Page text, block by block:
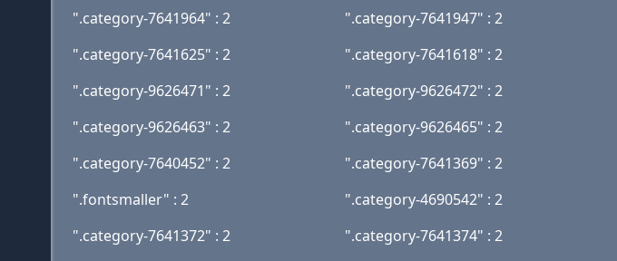
".category-7641964" : 2
".category-7641947" : 2
".category-7641625" : 2
".category-7641618" : 2
".category-9626471" : 2
".category-9626472" : 2
".category-9626463" : 2
".category-9626465" : 2
".category-7640452" : 2
".category-7641369" : 2
".fontsmaller" : 2
".category-4690542" : 2
".category-7641372" : 2
".category-7641374" : 2